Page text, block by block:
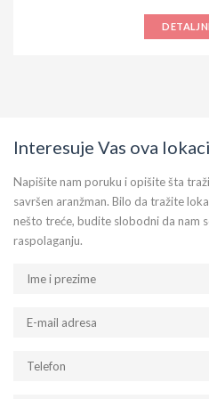
Interesuje Vas ova
Napišite nam poruku i opišite šta
savršen aranžman. Bilo da tražite
nešto treće, budite slobodni da nam
raspolaganju.